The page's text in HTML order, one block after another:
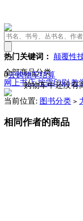
热门关键词： 颠覆性
0去购物车结算
购物车中还没有
全部商品分类
网上书店按需印刷 教
当前位置: 图书分类 >
相同作者的商品